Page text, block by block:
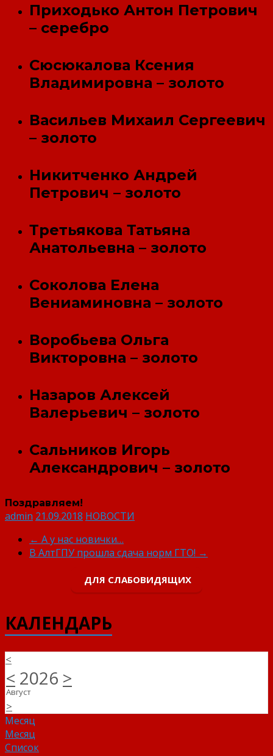
Приходько Антон Петрович
– серебро
Сюсюкалова Ксения
Владимировна – золото
Васильев Михаил Сергеевич
– золото
Никитченко Андрей
Петрович – золото
Третьякова Татьяна
Анатольевна – золото
Соколова Елена
Вениаминовна – золото
Воробьева Ольга
Викторовна – золото
Назаров Алексей
Валерьевич – золото
Сальников Игорь
Александрович – золото
Поздравляем!
admin 21.09.2018 НОВОСТИ
← А у нас новички…
В АлтГПУ прошла сдача норм ГТО! →
ДЛЯ СЛАБОВИДЯЩИХ
КАЛЕНДАРЬ
<
< 2026 >
Август
>
Месяц
Месяц
Список